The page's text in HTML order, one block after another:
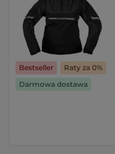
Bestseller
Raty za 0%
Darmowa dostawa